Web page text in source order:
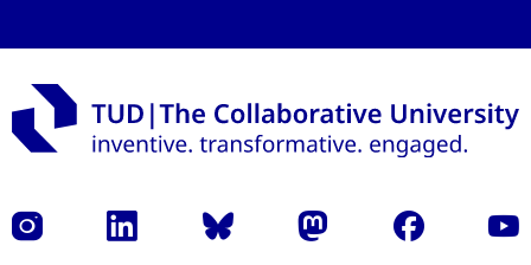
Instagram LinkedIn Bluesky Mastodon Facebook